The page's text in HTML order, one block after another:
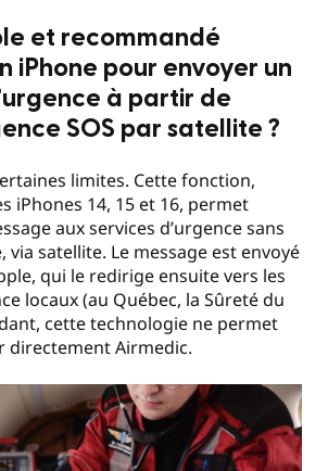
et recommandé
iPhone pour envoyer un
à partir de
SOS par satellite ?
limites. Cette fonction,
iPhones 14, 15 et 16, permet
aux services d’urgence sans
via satellite. Le message est envoyé
qui le redirige ensuite vers les
locaux (au Québec, la Sûreté du
cette technologie ne permet
directement Airmedic.